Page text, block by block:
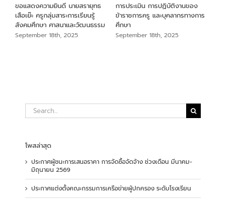
ขอแสดงความยินดี นายสรายุทธ
เสือเย๊ะ ครูกลุ่มสาระการเรียนรู้
สังคมศึกษา ศาสนาและวัฒนธรรม
September 18th, 2025
การประเมิน การปฏิบัติงานของ
ข้าราชการครู และบุคลากรทางการ
ศึกษา
September 18th, 2025
Search
for:
โพสล่าสุด
ประกาศผู้ชนะการเสนอราคา การจัดซื้อจัดจ้าง ช่วงเดือน มีนาคม-
มิถุนายน 2569
ประกาศแต่งตั้งคณะกรรมการเครือข่ายผู้ปกครอง ระดับโรงเรียน